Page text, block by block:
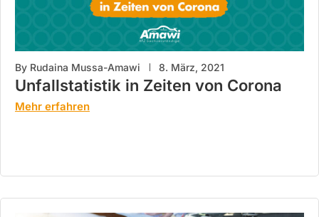
By Rudaina Mussa-Amawi 8. März, 2021
Unfallstatistik in Zeiten von Corona
Mehr erfahren